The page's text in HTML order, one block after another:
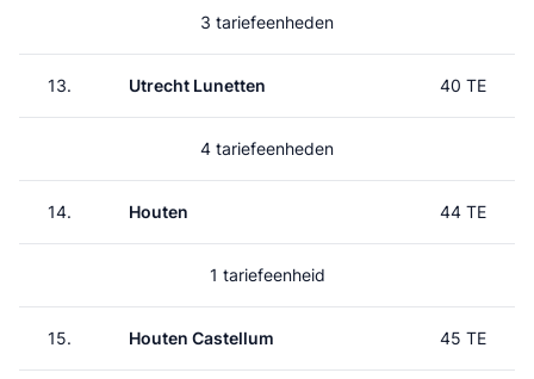
3 tariefeenheden
13. Utrecht Lunetten 40 TE
4 tariefeenheden
14. Houten 44 TE
1 tariefeenheid
15. Houten Castellum 45 TE